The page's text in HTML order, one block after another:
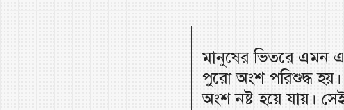
মানুষের ভিতরে এমন
পুরো অংশ পরিশুদ্ধ হয়।
অংশ নষ্ট হয়ে যায়।